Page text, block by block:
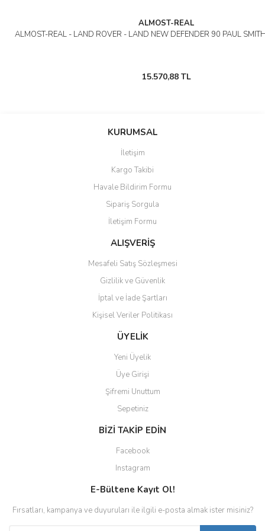
ALMOST-REAL
ALMOST-REAL - LAND ROVER - LAND NEW DEFENDER 90 PAUL
15.570,88 TL
KURUMSAL
İletişim
Kargo Takibi
Havale Bildirim Formu
Sipariş Sorgula
İletişim Formu
ALIŞVERİŞ
Mesafeli Satış Sözleşmesi
Gizlilik ve Güvenlik
İptal ve İade Şartları
Kişisel Veriler Politikası
ÜYELİK
Yeni Üyelik
Üye Girişi
Şifremi Unuttum
Sepetiniz
BİZİ TAKİP EDİN
Facebook
Instagram
E-Bültene Kayıt Ol!
Fırsatları, kampanya ve duyuruları ile ilgili e-posta almak ister misiniz?